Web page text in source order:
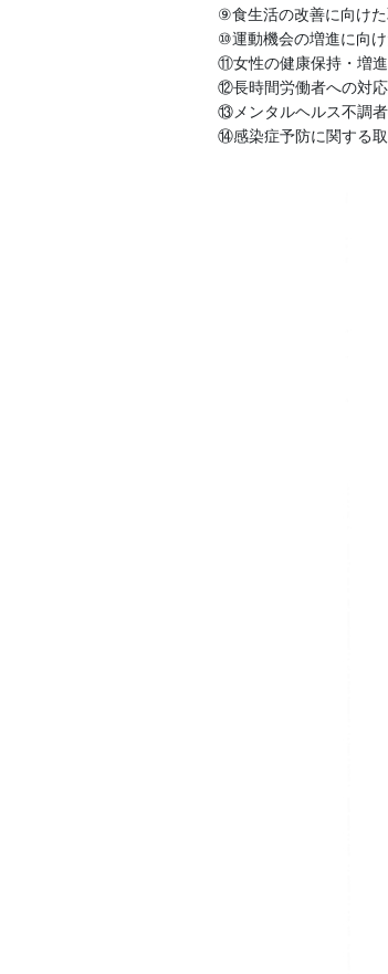
⑨食生活の改善に向け
⑩運動機会の増進に向
⑪女性の健康保持・増
⑫長時間労働者への対
⑬メンタルヘルス不調
⑭感染症予防に関する